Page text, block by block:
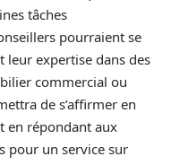
tâches
pourraient se
leur expertise dans des
commercial ou
de s’affirmer en
en répondant aux
pour un service sur